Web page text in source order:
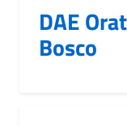
DAE
Bosco